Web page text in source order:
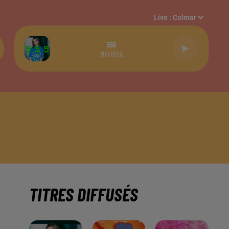
Live :Colmar
555
MELISSA
TITRES DIFFUSÉS